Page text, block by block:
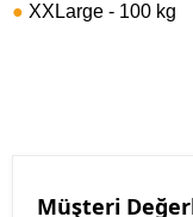
● XXLarge - 100 kg
Müşteri